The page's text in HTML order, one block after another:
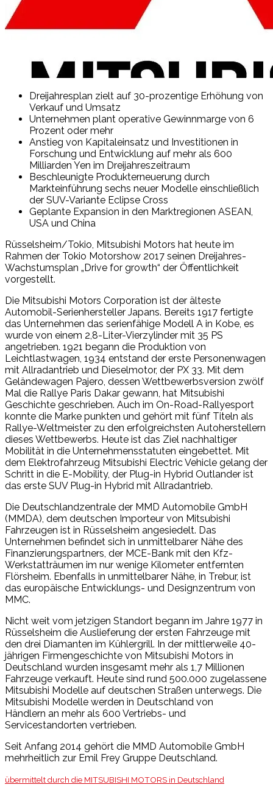
Dreijahresplan zielt auf 30-prozentige Erhöhung von
Verkauf und Umsatz
Unternehmen plant operative Gewinnmarge von 6
Prozent oder mehr
Anstieg von Kapitaleinsatz und Investitionen in
Forschung und Entwicklung auf mehr als 600
Milliarden Yen im Dreijahreszeitraum
Beschleunigte Produkterneuerung durch
Markteinführung sechs neuer Modelle einschließlich
der SUV-Variante Eclipse Cross
Geplante Expansion in den Marktregionen ASEAN,
USA und China
Rüsselsheim/Tokio, Mitsubishi Motors hat heute im
Rahmen der Tokio Motorshow 2017 seinen Dreijahres-
Wachstumsplan „Drive for growth“ der Öffentlichkeit
vorgestellt.
Die Mitsubishi Motors Corporation ist der älteste
Automobil-Serienhersteller Japans. Bereits 1917 fertigte
das Unternehmen das serienfähige Modell A in Kobe, es
wurde von einem 2,8-Liter-Vierzylinder mit 35 PS
angetrieben. 1921 begann die Produktion von
Leichtlastwagen, 1934 entstand der erste Personenwagen
mit Allradantrieb und Dieselmotor, der PX 33. Mit dem
Geländewagen Pajero, dessen Wettbewerbsversion zwölf
Mal die Rallye Paris Dakar gewann, hat Mitsubishi
Geschichte geschrieben. Auch im On-Road-Rallyesport
konnte die Marke punkten und gehört mit fünf Titeln als
Rallye-Weltmeister zu den erfolgreichsten Autoherstellern
dieses Wettbewerbs. Heute ist das Ziel nachhaltiger
Mobilität in die Unternehmensstatuten eingebettet. Mit
dem Elektrofahrzeug Mitsubishi Electric Vehicle gelang der
Schritt in die E-Mobility, der Plug-in Hybrid Outlander ist
das erste SUV Plug-in Hybrid mit Allradantrieb.
Die Deutschlandzentrale der MMD Automobile GmbH
(MMDA), dem deutschen Importeur von Mitsubishi
Fahrzeugen ist in Rüsselsheim angesiedelt. Das
Unternehmen befindet sich in unmittelbarer Nähe des
Finanzierungspartners, der MCE-Bank mit den Kfz-
Werkstatträumen im nur wenige Kilometer entfernten
Flörsheim. Ebenfalls in unmittelbarer Nähe, in Trebur, ist
das europäische Entwicklungs- und Designzentrum von
MMC.
Nicht weit vom jetzigen Standort begann im Jahre 1977 in
Rüsselsheim die Auslieferung der ersten Fahrzeuge mit
den drei Diamanten im Kühlergrill. In der mittlerweile 40-
jährigen Firmengeschichte von Mitsubishi Motors in
Deutschland wurden insgesamt mehr als 1,7 Millionen
Fahrzeuge verkauft. Heute sind rund 500.000 zugelassene
Mitsubishi Modelle auf deutschen Straßen unterwegs. Die
Mitsubishi Modelle werden in Deutschland von
Händlern an mehr als 600 Vertriebs- und
Servicestandorten vertrieben.
Seit Anfang 2014 gehört die MMD Automobile GmbH
mehrheitlich zur Emil Frey Gruppe Deutschland.
übermittelt durch die MITSUBISHI MOTORS in Deutschland